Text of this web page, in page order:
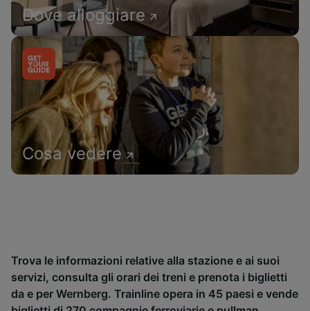
Dove alloggiare
Cosa vedere
Trova le informazioni relative alla stazione e ai suoi
servizi, consulta gli orari dei treni e prenota i biglietti
da e per Wernberg. Trainline opera in 45 paesi e vende